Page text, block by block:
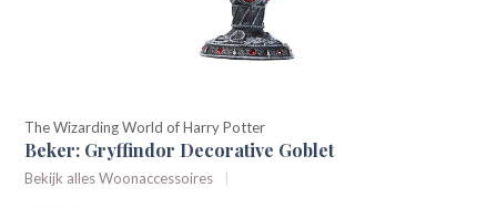
The Wizarding World of Harry Potter
Beker: Gryffindor Decorative Goblet
Bekijk alles Woonaccessoires